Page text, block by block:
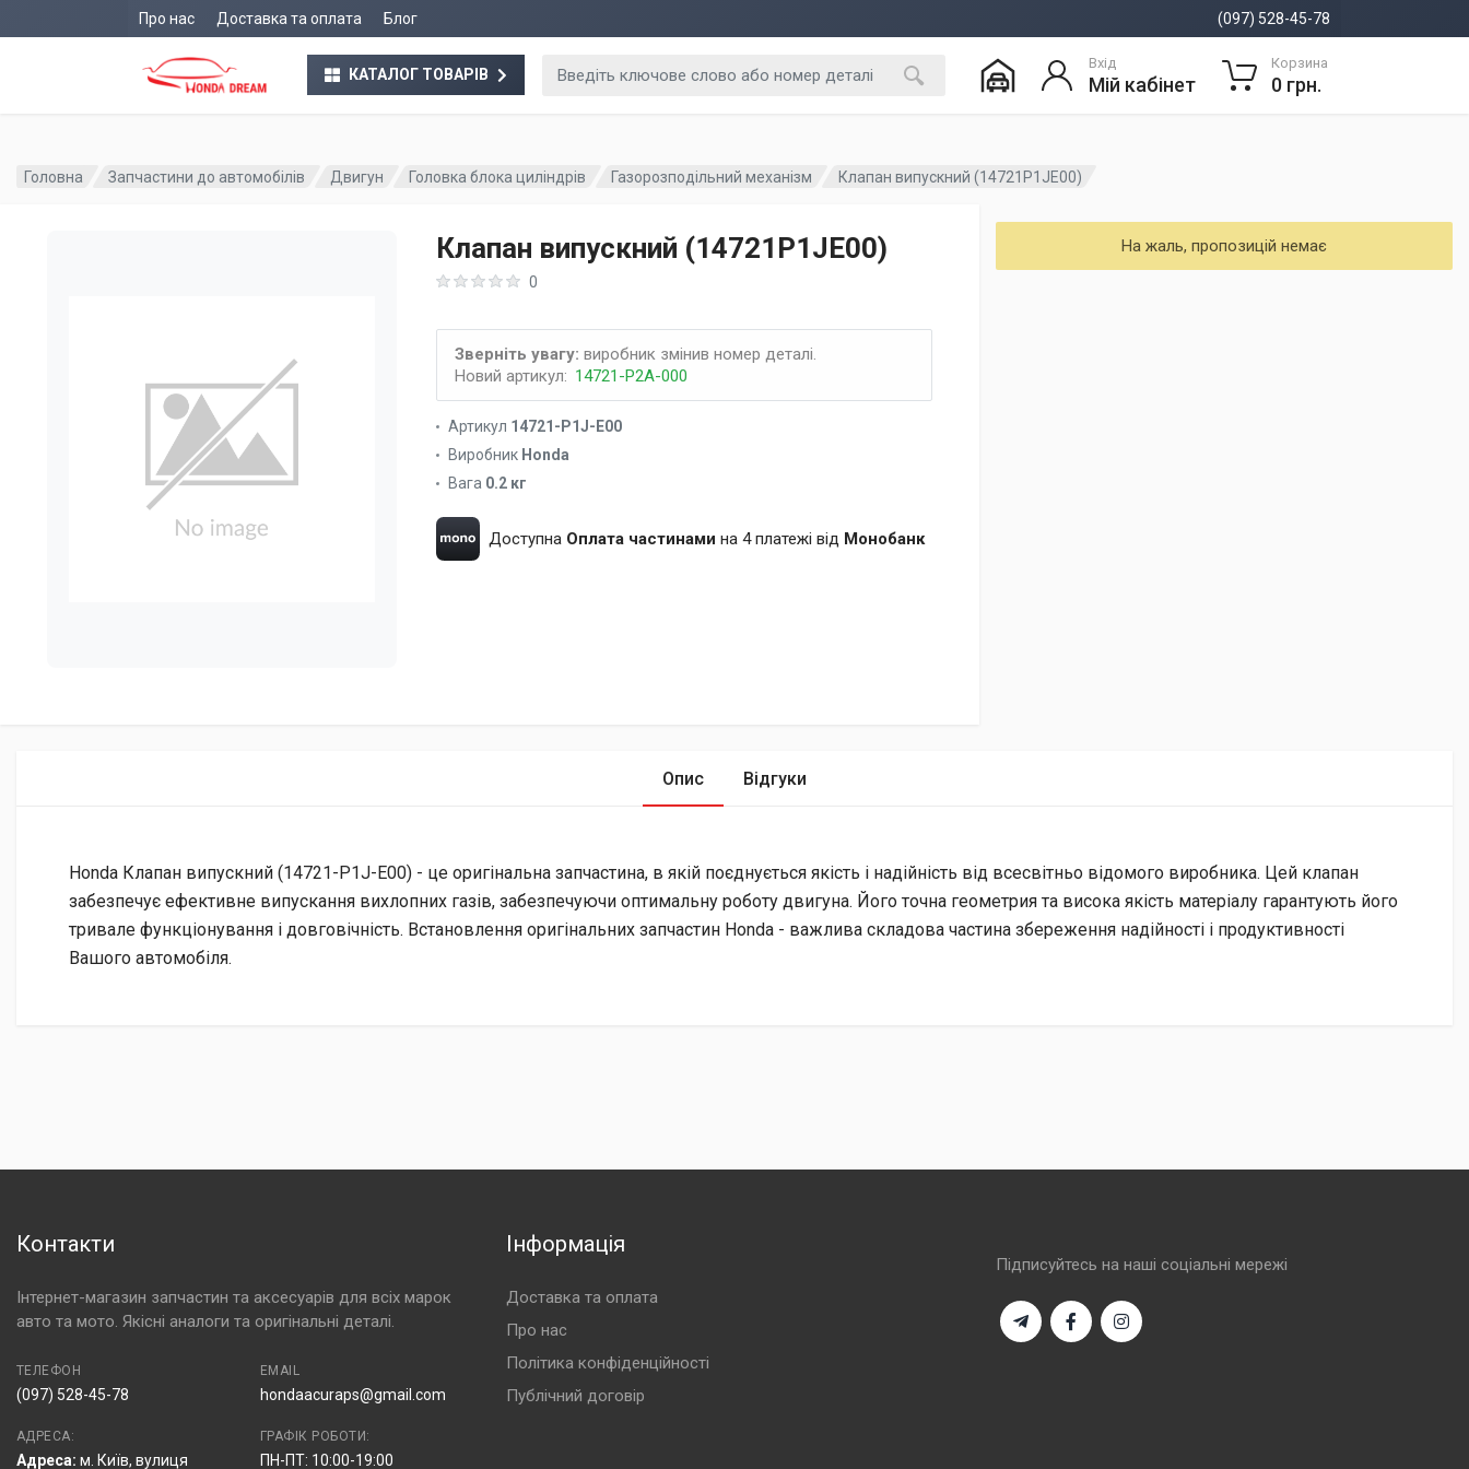
Про нас Доставка та оплата Блог (097) 528-45-78
КАТАЛОГ ТОВАРІВ
Вхід
Мій кабінет
Корзина
0 грн.
Головна Запчастини до автомобілів Двигун Головка блока циліндрів Газорозподільний механізм Клапан випускний (14721P1JE00)
Клапан випускний (14721P1JE00)
0
Зверніть увагу: виробник змінив номер деталі.
Новий артикул: 14721-P2A-000
Артикул 14721-P1J-E00
Виробник Honda
Вага 0.2 кг
Доступна Оплата частинами на 4 платежі від Монобанк
На жаль, пропозицій немає
Опис Відгуки
Honda Клапан випускний (14721-P1J-E00) - це оригінальна запчастина, в якій поєднується якість і надійність від всесвітньо відомого виробника. Цей клапан
забезпечує ефективне випускання вихлопних газів, забезпечуючи оптимальну роботу двигуна. Його точна геометрия та висока якість матеріалу гарантують його
тривале функціонування і довговічність. Встановлення оригінальних запчастин Honda - важлива складова частина збереження надійності і продуктивності
Вашого автомобіля.
Контакти
Інтернет-магазин запчастин та аксесуарів для всіх марок
авто та мото. Якісні аналоги та оригінальні деталі.
ТЕЛЕФОН
(097) 528-45-78
EMAIL
hondaacuraps@gmail.com
АДРЕСА:
Адреса: м. Київ, вулиця
ГРАФІК РОБОТИ:
ПН-ПТ: 10:00-19:00
Інформація
Доставка та оплата
Про нас
Політика конфіденційності
Публічний договір
Підписуйтесь на наші соціальні мережі